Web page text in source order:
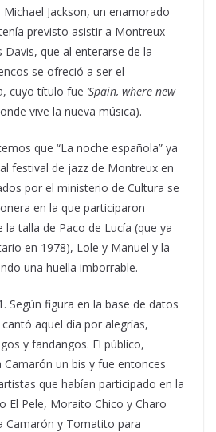
Michael Jackson, un enamorado
previsto asistir a Montreux
que al enterarse de la
se ofreció a ser el
cuyo título fue ‘Spain, where new
vive la nueva música).
que “La noche española” ya
festival de jazz de Montreux en
por el ministerio de Cultura se
en la que participaron
talla de Paco de Lucía (que ya
en 1978), Lole y Manuel y la
una huella imborrable.
Según figura en la base de datos
aquel día por alegrías,
y fandangos. El público,
un bis y fue entonces
que habían participado en la
El Pele, Moraito Chico y Charo
Camarón y Tomatito para